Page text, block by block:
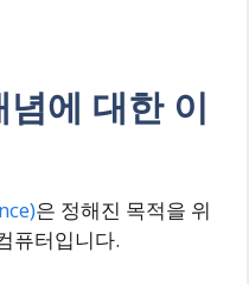
에 대한 이
은 정해진 목적을 위
퓨터입니다.